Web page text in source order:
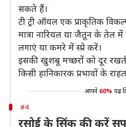
सकते हैं।
टी ट्री ऑयल एक प्राकृतिक
मात्रा नारियल या जैतून के तेल
लगाएं या कमरे में स्प्रे करें।
इसकी खुशबू मच्छरों को दूर
किसी हानिकारक प्रभावों के
आपने 60% पढ़
#4
रसोई के सिंक की करें